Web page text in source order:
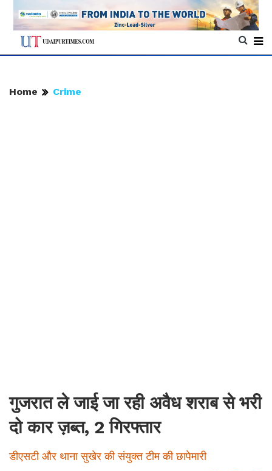
Home Crime
गुजरात ले जाई जा रही अवैध शराब से भरी
दो कार ज़ब्त, 2 गिरफ्तार
डीएसटी और थाना सुखेर की संयुक्त टीम की छापेमारी